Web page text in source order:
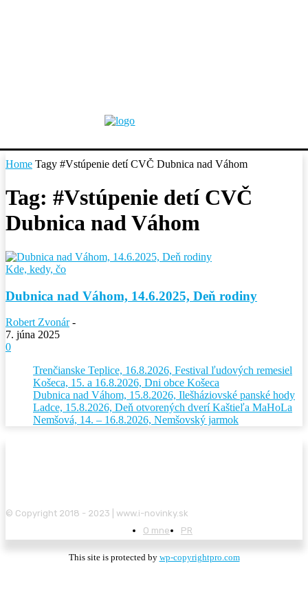
Home Tagy #Vstúpenie detí CVČ Dubnica nad Váhom
Tag: #Vstúpenie detí CVČ
Dubnica nad Váhom
Kde, kedy, čo
Dubnica nad Váhom, 14.6.2025, Deň rodiny
Robert Zvonár -
7. júna 2025
0
Trenčianske Teplice, 16.8.2026, Festival ľudových remesiel
Košeca, 15. a 16.8.2026, Dni obce Košeca
Dubnica nad Váhom, 15.8.2026, Ilešháziovské panské hody
Ladce, 15.8.2026, Deň otvorených dverí Kaštieľa MaHoLa
Nemšová, 14. – 16.8.2026, Nemšovský jarmok
© Copyright 2018 - 2023 | www.i-novinky.sk
O mne
PR
This site is protected by wp-copyrightpro.com